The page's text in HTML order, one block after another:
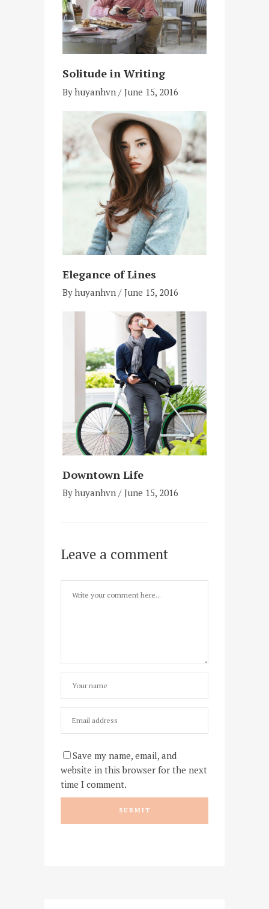
Solitude in Writing
Byhuyanhvn June 15, 2016
Elegance of Lines
Byhuyanhvn June 15, 2016
Downtown Life
Byhuyanhvn June 15, 2016
Leave a comment
Save my name, email, and
website in this browser for the next
time I comment.